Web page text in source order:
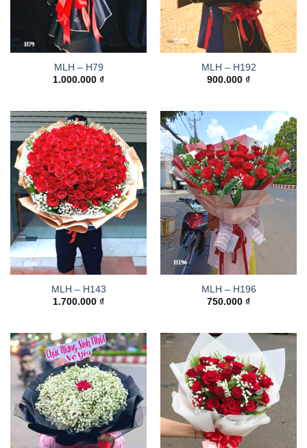
MLH – H79
1.000.000 ₫
MLH – H192
900.000 ₫
MLH – H143
1.700.000 ₫
MLH – H196
750.000 ₫